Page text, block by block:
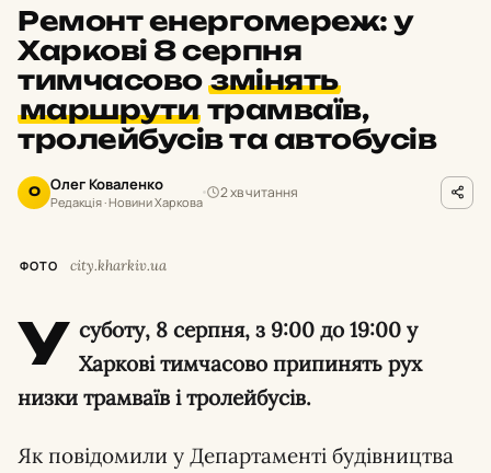
Ремонт енергомереж: у
Харкові 8 серпня
тимчасовозмінять
маршрутитрамваїв,
тролейбусів та автобусів
О Олег Коваленко
Редакція · Новини Харкова
2 хв читання
ФОТО city.kharkiv.ua
У суботу, 8 серпня, з 9:00 до 19:00 у
Харкові тимчасово припинять рух
низки трамваїв і тролейбусів.
Як повідомили у Департаменті будівництва